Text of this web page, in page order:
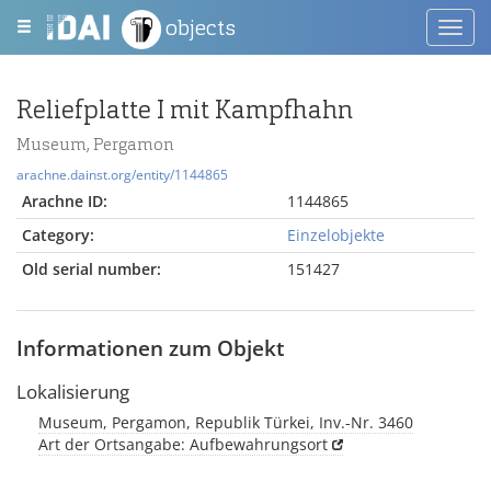
objects
Reliefplatte I mit Kampfhahn
Museum, Pergamon
arachne.dainst.org/entity/1144865
Arachne ID:
1144865
Category:
Einzelobjekte
Old serial number:
151427
Informationen zum Objekt
Lokalisierung
Museum, Pergamon, Republik Türkei, Inv.-Nr. 3460
Art der Ortsangabe: Aufbewahrungsort